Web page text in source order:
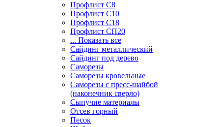
Профлист С8
Профлист С10
Профлист С18
Профлист СП20
... Показать все
Сайдинг металлический
Cайдинг под дерево
Саморезы
Саморезы кровельные
Саморезы с пресс-шайбой
(наконечник сверло)
Сыпучие материалы
Отсев горный
Песок